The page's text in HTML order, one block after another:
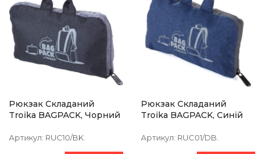
Рюкзак Складаний
Troika BAGPACK, Чорний
Артикул: RUC10/BK.
Рюкзак Складаний
Troika BAGPACK, Синій
Артикул: RUC01/DB.